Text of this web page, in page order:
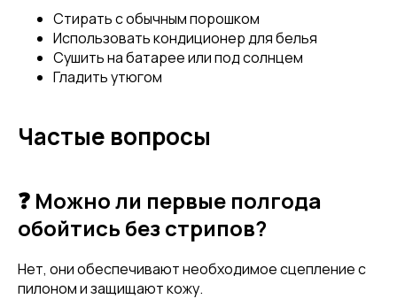
Email
Отправить
Стирать с обычным порошком
Использовать кондиционер для белья
Сушить на батарее или под солнцем
Гладить утюгом
Частые вопросы
❓ Можно ли первые полгода
обойтись без стрипов?
Нет, они обеспечивают необходимое сцепление с
пилоном и защищают кожу.